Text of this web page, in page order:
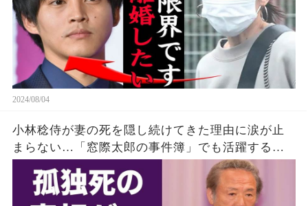
2024/08/04
小林稔侍が妻の死を隠し続けてきた理由に涙が止
まらない…「窓際太郎の事件簿」でも活躍する俳
優の死ぬまで慕い続けた高倉健が10年後にやっと
明かした不満に一同驚愕！